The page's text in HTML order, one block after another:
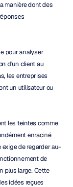
manière dont des
pour analyser
d'un client au
les entreprises
un utilisateur ou
les teintes comme
enraciné
de regarder au-
de
plus large. Cette
idées reçues